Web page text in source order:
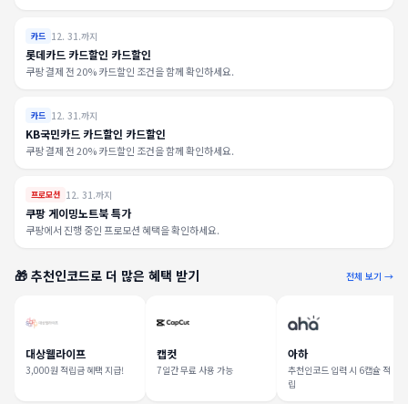
카드 12. 31.까지
롯데카드 카드할인 카드할인
쿠팡 결제 전 20% 카드할인 조건을 함께 확인하세요.
카드 12. 31.까지
KB국민카드 카드할인 카드할인
쿠팡 결제 전 20% 카드할인 조건을 함께 확인하세요.
프로모션 12. 31.까지
쿠팡 게이밍노트북 특가
쿠팡에서 진행 중인 프로모션 혜택을 확인하세요.
🎁 추천인코드로 더 많은 혜택 받기 전체 보기 →
대상웰라이프
3,000원 적립금 혜택 지급!
캡컷
7일간 무료 사용 가능
아하
추천인코드 입력 시 6캡슐 적
립